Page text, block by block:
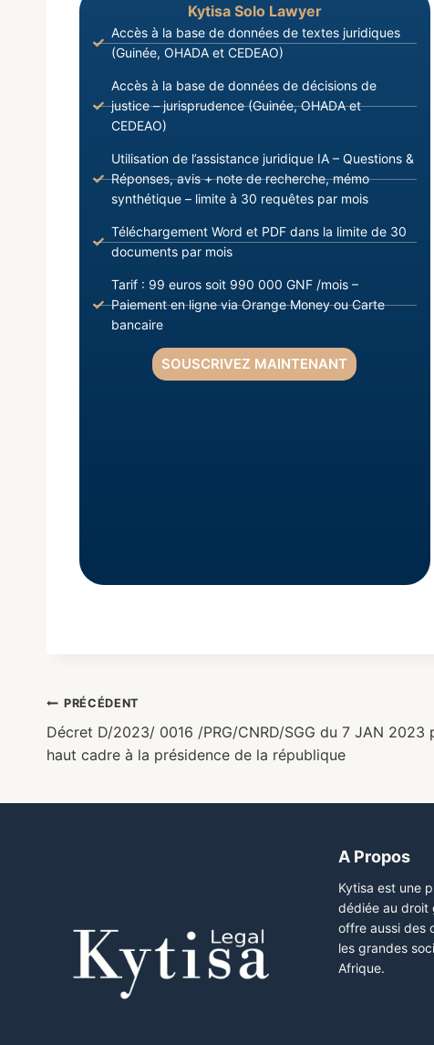
Kytisa Solo Lawyer
Accès à la base de données de textes juridiques
(Guinée, OHADA et CEDEAO)
Accès à la base de données de décisions de
justice – jurisprudence (Guinée, OHADA et
CEDEAO)
Utilisation de l’assistance juridique IA – Questions &
Réponses, avis + note de recherche, mémo
synthétique – limite à 30 requêtes par mois
Téléchargement Word et PDF dans la limite de 30
documents par mois
Tarif : 99 euros soit 990 000 GNF /mois –
Paiement en ligne via Orange Money ou Carte
bancaire
SOUSCRIVEZ MAINTENANT
PRÉCÉDENT
Décret D/2023/ 0016 /PRG/CNRD/SGG du 7 JAN 2023
haut cadre à la présidence de la république
A Propos
Kytisa est une
dédiée au droit
offre aussi des
les grandes
Afrique.